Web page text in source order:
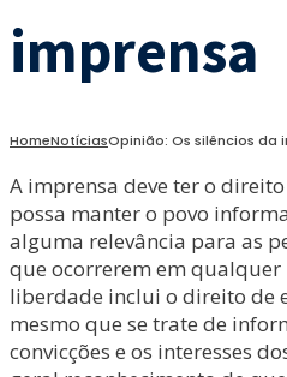
imprensa
HomeNotíciasOpinião: Os silêncios da
A imprensa deve ter o
possa manter o povo
alguma relevância para as
que ocorrerem em qualquer
liberdade inclui o direito de
mesmo que se trate de
convicções e os interesses